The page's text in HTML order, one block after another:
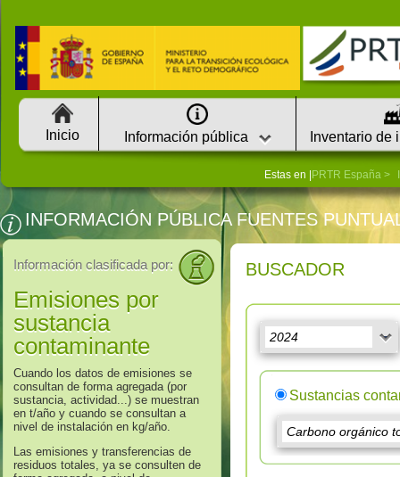
Inicio Información pública Inventario de
Estas en | PRTR España
INFORMACIÓN PÚBLICA FUENTES
Información clasificada por:
Emisiones por
sustancia
contaminante
Cuando los datos de emisiones se
consultan de forma agregada (por
sustancia, actividad...) se muestran
en t/año y cuando se consultan a
nivel de instalación en kg/año.
Las emisiones y transferencias de
residuos totales, ya se consulten de
BUSCADOR
Sustancias